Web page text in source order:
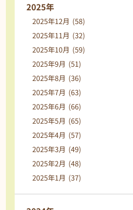
2025年
2025年12月 (58)
2025年11月 (32)
2025年10月 (59)
2025年9月 (51)
2025年8月 (36)
2025年7月 (63)
2025年6月 (66)
2025年5月 (65)
2025年4月 (57)
2025年3月 (49)
2025年2月 (48)
2025年1月 (37)